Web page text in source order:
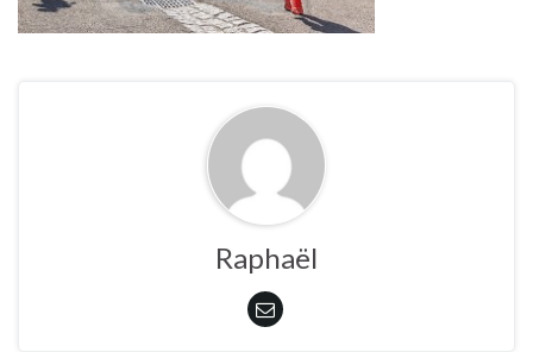
Raphaël